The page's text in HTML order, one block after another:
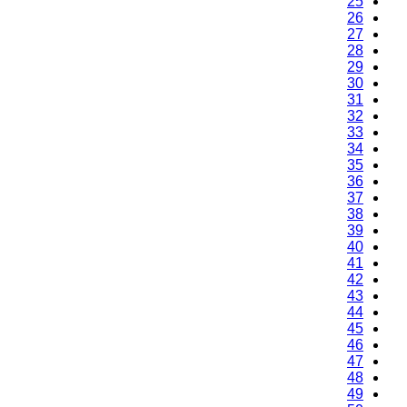
26
27
28
29
30
31
32
33
34
35
36
37
38
39
40
41
42
43
44
45
46
47
48
49